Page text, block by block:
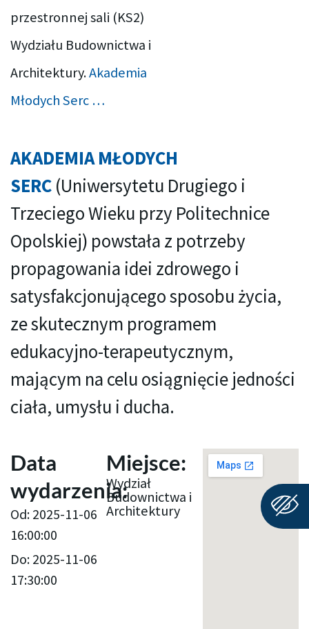
przestronnej sali (KS2)
Wydziału Budownictwa i
Architektury.Akademia
Młodych Serc …
AKADEMIA MŁODYCH
SERC (Uniwersytetu Drugiego i
Trzeciego Wieku przy Politechnice
Opolskiej) powstała z potrzeby
propagowania idei zdrowego i
satysfakcjonującego sposobu życia,
ze skutecznym programem
edukacyjno-terapeutycznym,
mającym na celu osiągnięcie jedności
ciała, umysłu i ducha.
Data
wydarzenia:
Od: 2025-11-06
16:00:00
Do: 2025-11-06
17:30:00
Miejsce:
Wydział
Budownictwa i
Architektury